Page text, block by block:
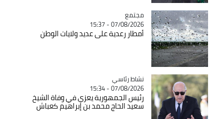
Catégorie
مجتمع
07/08/2026 - 15:37
أمطار رعدية على عديد ولايات الوطن
Catégorie
نشاط رئاسي
07/08/2026 - 15:34
رئيس الجمهورية يعزي في وفاة الشيخ
سعيد الحاج محمد بن إبراهيم كعباش